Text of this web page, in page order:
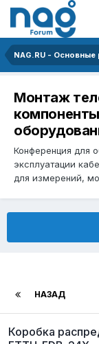
NAG.RU - Основные
Монтаж
Конференция для
эксплуатации
для измерений,
НАЗАД
Коробка